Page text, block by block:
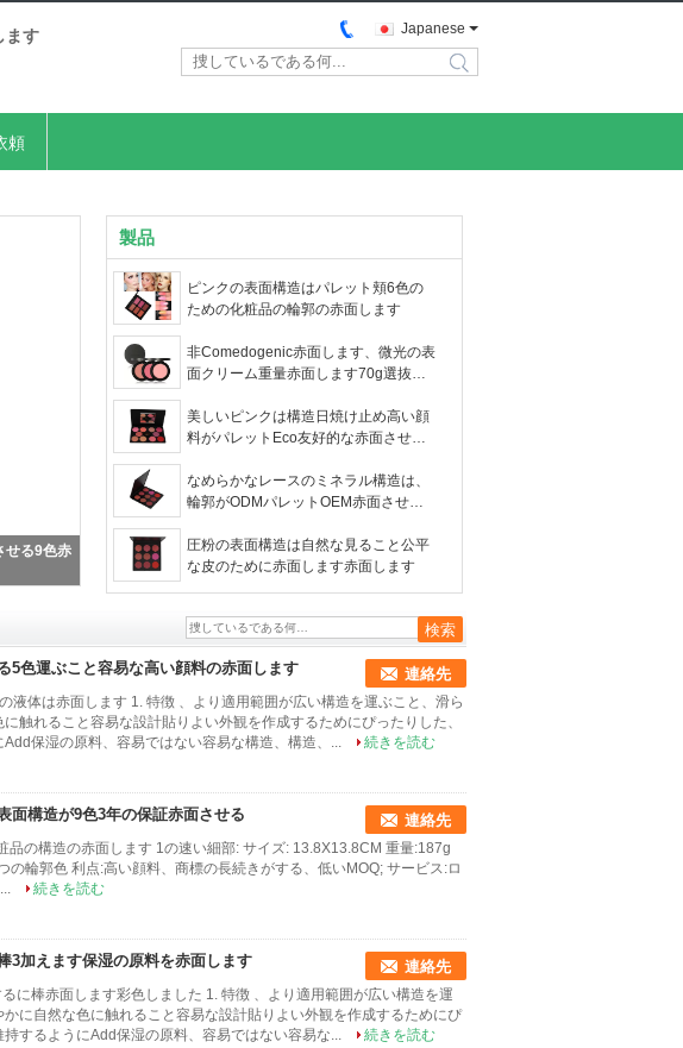
ます Japanese
search
頼
ます
製品
ピンクの表面構造はパレット頬6色の
ための化粧品の輪郭の赤面します
非Comedogenic赤面します、微光の表
面クリーム重量赤面します70g選抜し
美しいピンクは構造日焼け止め高い顔
料がパレットEco友好的な赤面させる
なめらかなレースのミネラル構造は、
輪郭がODMパレットOEM赤面させる9
圧粉の表面構造は自然な見ること公平
な皮のために赤面します赤面します
5色運ぶこと容易な高い顔料の赤面します 連絡先
液体は赤面します 1. 特徴 、より適用範囲が広い構造を運ぶこと、滑ら
触れること容易な設計貼りよい外観を作成するためにぴったりした、
保湿の原料、容易ではない容易な構造、構造、...
続きを読む
面構造が9色3年の保証赤面させる 連絡先
品の構造の赤面します 1の速い細部: サイズ: 13.8X13.8CM 重量:187g
輪郭色 利点:高い顔料、商標の長続きがする、低いMOQ; サービス:ロ
続きを読む
3加えます保湿の原料を赤面します 連絡先
に棒赤面します彩色しました 1. 特徴 、より適用範囲が広い構造を運
に自然な色に触れること容易な設計貼りよい外観を作成するためにぴ
するようにAdd保湿の原料、容易ではない容易な...
続きを読む